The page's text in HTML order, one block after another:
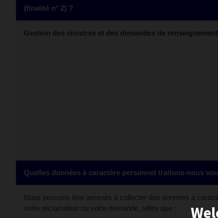
(finalité n° 2) ?
Gestion des sinistres et des demandes de
Quelles données à caractère personnel traitons-nous
Nous pouvons être amenés à collecter des données à
votre réclamation ou votre demande, telles que :